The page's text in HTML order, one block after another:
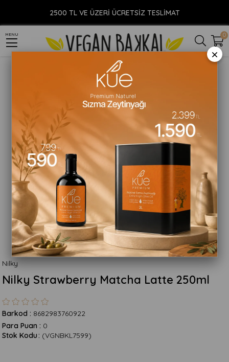
2500 TL VE ÜZERİ ÜCRETSİZ TESLİMAT
MENU 0
İçecek Matcha Tozu Nilky Strawberry Matcha Latte 250ml
Nilky
Nilky Strawberry Matcha Latte 250ml
Barkod : 8682983760922
Para Puan : 0
(VGNBKL7599)
Stok Kodu
×